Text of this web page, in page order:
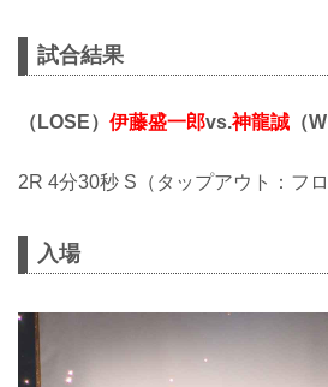
試合結果
（LOSE） 伊藤盛一郎vs.神龍誠 （
2R 4分30秒 S（タップアウト：フ
入場